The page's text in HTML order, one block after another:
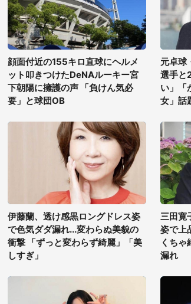
顔面付近の155キロ直球にヘルメ
ット叩きつけたDeNAルーキー宮
下朝陽に擁護の声 「負けん気必
要」と球団OB
元卓球
選手と
い」「
女」話
伊藤蘭、透け感黒ロングドレス姿
で色気ダダ漏れ...変わらぬ美貌の
衝撃 「ずっと変わらず綺麗」「美
しすぎ」
三田寛
姿で上
くち
漏れ